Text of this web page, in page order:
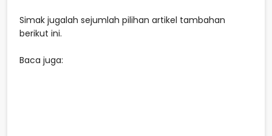
Simak jugalah sejumlah pilihan artikel tambahan
berikut ini.
Baca juga: